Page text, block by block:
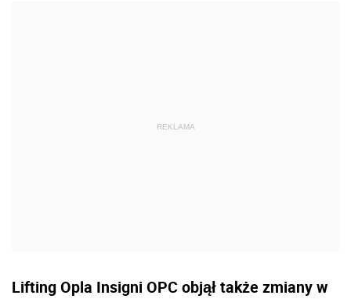
Lifting Opla Insigni OPC objął także zmiany w